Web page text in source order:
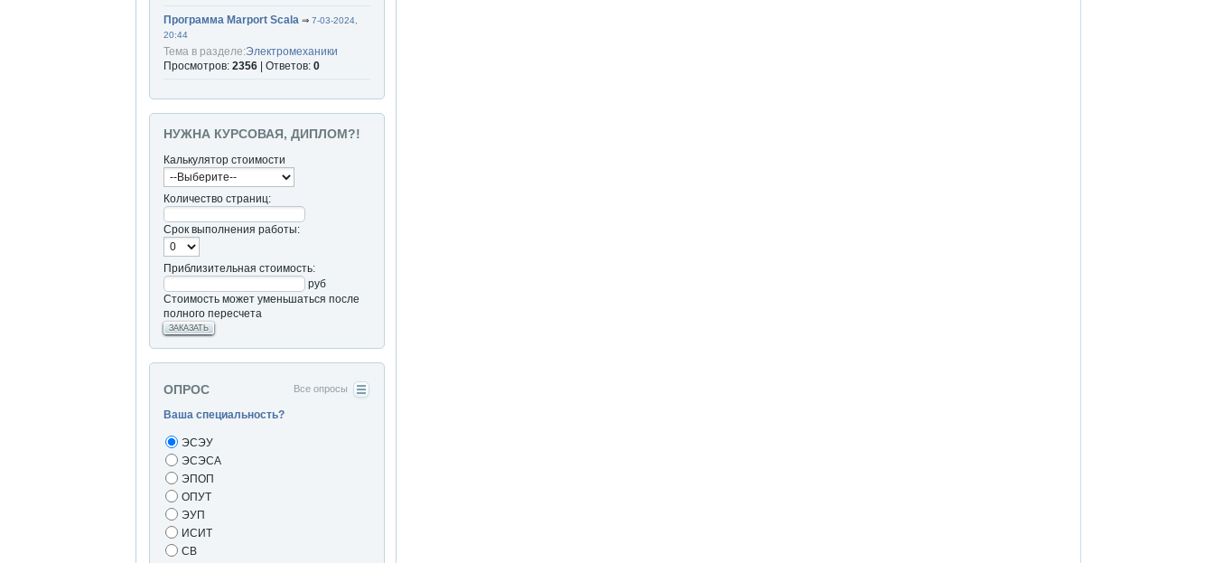
Программа Marport Scala ⇒ 7-03-2024,
20:44
Тема в разделе:Электромеханики
Просмотров: 2356 | Ответов: 0
НУЖНА КУРСОВАЯ, ДИПЛОМ?!
Калькулятор стоимости
Количество страниц:
Срок выполнения работы:
Приблизительная стоимость:
руб
Стоимость может уменьшаться после
полного пересчета
ЗАКАЗАТЬ
ОПРОС Все опросы
Ваша специальность?
ЭСЭУ
ЭСЭСА
ЭПОП
ОПУТ
ЭУП
ИСИТ
СВ